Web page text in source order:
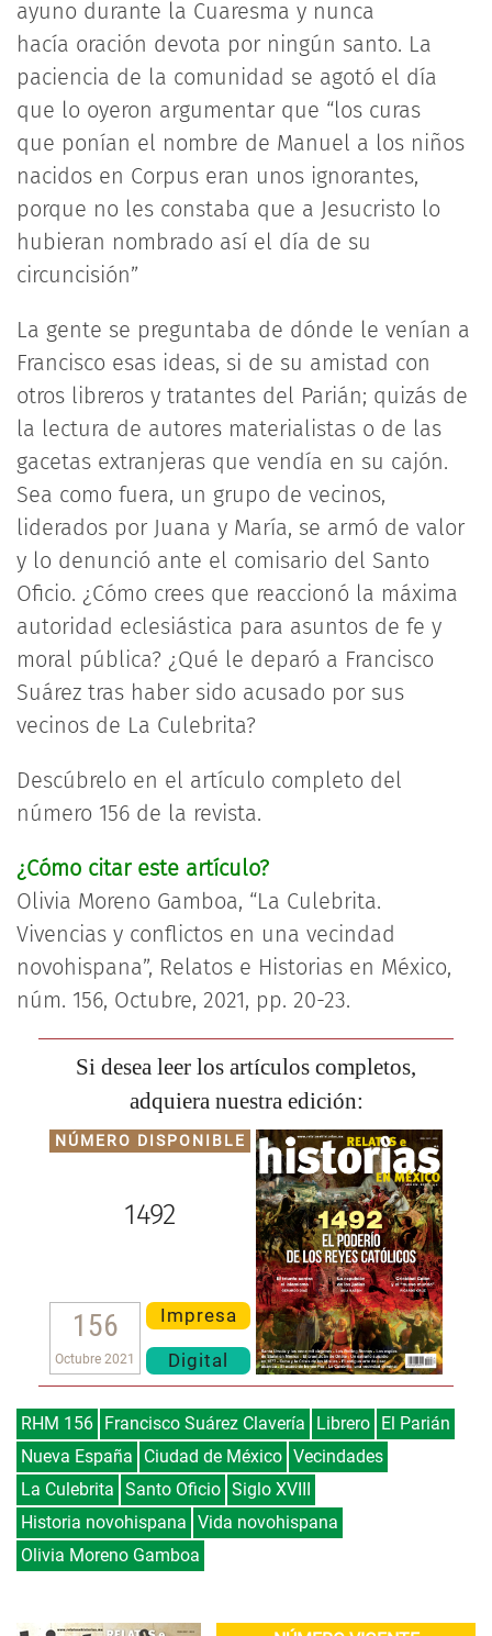
ayuno durante la Cuaresma y nunca
hacía oración devota por ningún santo. La
paciencia de la comunidad se agotó el día
que lo oyeron argumentar que “los curas
que ponían el nombre de Manuel a los niños
nacidos en Corpus eran unos ignorantes,
porque no les constaba que a Jesucristo lo
hubieran nombrado así el día de su
circuncisión”
La gente se preguntaba de dónde le venían a
Francisco esas ideas, si de su amistad con
otros libreros y tratantes del Parián; quizás de
la lectura de autores materialistas o de las
gacetas extranjeras que vendía en su cajón.
Sea como fuera, un grupo de vecinos,
liderados por Juana y María, se armó de valor
y lo denunció ante el comisario del Santo
Oficio. ¿Cómo crees que reaccionó la máxima
autoridad eclesiástica para asuntos de fe y
moral pública? ¿Qué le deparó a Francisco
Suárez tras haber sido acusado por sus
vecinos de La Culebrita?
Descúbrelo en el artículo completo del
número 156 de la revista.
¿Cómo citar este artículo?
Olivia Moreno Gamboa, “La Culebrita.
Vivencias y conflictos en una vecindad
novohispana”, Relatos e Historias en México,
núm. 156, Octubre, 2021, pp. 20-23.
Si desea leer los artículos completos,
adquiera nuestra edición:
NÚMERO DISPONIBLE
1492
156
Octubre 2021
Impresa
Digital
RHM 156 Francisco Suárez Clavería Librero El Parián
Nueva España
Ciudad de México Vecindades
La Culebrita Santo Oficio Siglo XVIII
Historia novohispana Vida novohispana
Olivia Moreno Gamboa